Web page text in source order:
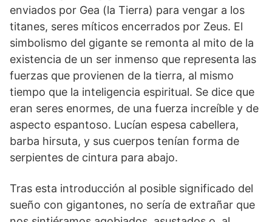
enviados por Gea (la Tierra) para vengar a los
titanes, seres míticos encerrados por Zeus. El
simbolismo del gigante se remonta al mito de la
existencia de un ser inmenso que representa las
fuerzas que provienen de la tierra, al mismo
tiempo que la inteligencia espiritual. Se dice que
eran seres enormes, de una fuerza increíble y de
aspecto espantoso. Lucían espesa cabellera,
barba hirsuta, y sus cuerpos tenían forma de
serpientes de cintura para abajo.
Tras esta introducción al posible significado del
sueño con gigantones, no sería de extrañar que